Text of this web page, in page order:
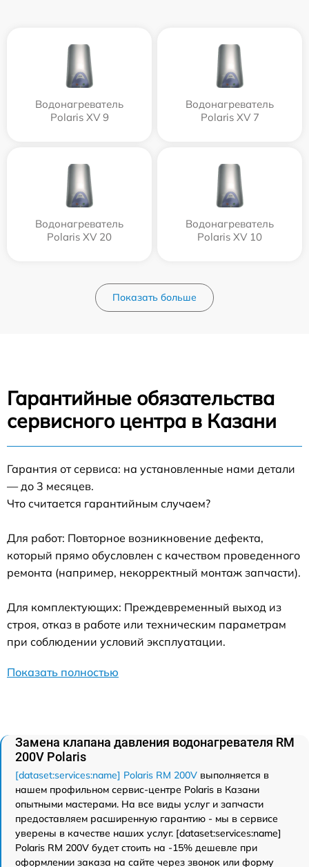
Водонагреватель
Polaris XV 9
Водонагреватель
Polaris XV 7
Водонагреватель
Polaris XV 20
Водонагреватель
Polaris XV 10
Показать больше
Гарантийные обязательства
сервисного центра в Казани
Гарантия от сервиса: на установленные нами детали
— до 3 месяцев.
Что считается гарантийным случаем?
Для работ: Повторное возникновение дефекта,
который прямо обусловлен с качеством проведенного
ремонта (например, некорректный монтаж запчасти).
Для комплектующих: Преждевременный выход из
строя, отказ в работе или техническим параметрам
при соблюдении условий эксплуатации.
Показать полностью
Замена клапана давления водонагревателя RM
200V Polaris
[dataset:services:name] Polaris RM 200V выполняется в
нашем профильном сервис-центре Polaris в Казани
опытными мастерами. На все виды услуг и запчасти
предоставляем расширенную гарантию - мы в сервисе
уверены в качестве наших услуг. [dataset:services:name]
Polaris RM 200V будет стоить на -15% дешевле при
оформлении заказа на сайте через звонок или форму